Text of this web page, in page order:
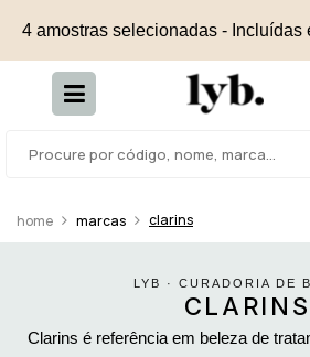
4 amostras selecionadas - Incluídas
marcas clarins
LYB · CURADORIA DE
CLARINS
Clarins é referência em beleza de